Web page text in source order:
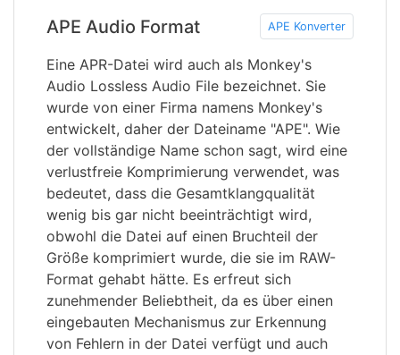
APE Audio Format APE Konverter
Eine APR-Datei wird auch als Monkey's
Audio Lossless Audio File bezeichnet. Sie
wurde von einer Firma namens Monkey's
entwickelt, daher der Dateiname "APE". Wie
der vollständige Name schon sagt, wird eine
verlustfreie Komprimierung verwendet, was
bedeutet, dass die Gesamtklangqualität
wenig bis gar nicht beeinträchtigt wird,
obwohl die Datei auf einen Bruchteil der
Größe komprimiert wurde, die sie im RAW-
Format gehabt hätte. Es erfreut sich
zunehmender Beliebtheit, da es über einen
eingebauten Mechanismus zur Erkennung
von Fehlern in der Datei verfügt und auch